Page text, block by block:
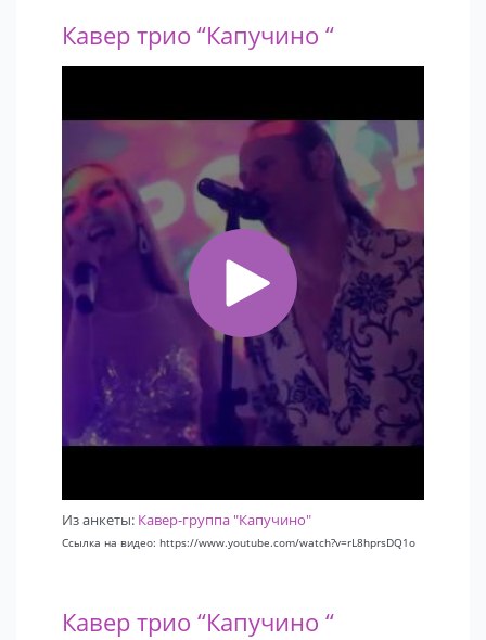
Кавер трио “Капучино “
Из анкеты: Кавер-группа "Капучино"
Ссылка на видео: https://www.youtube.com/watch?v=rL8hprsDQ1o
Кавер трио “Капучино “